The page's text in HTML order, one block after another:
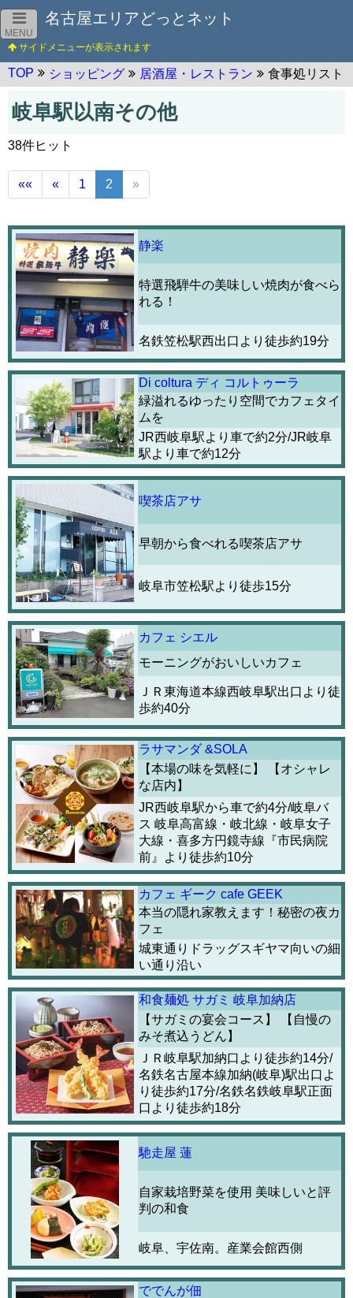
MENU
名古屋エリアどっとネット
TOP ショッピング 居酒屋・レストラン 食事処リスト
岐阜駅以南その他
38件ヒット
«« « 1 2 »
静楽
特選飛騨牛の美味しい焼肉が食べら
れる！
名鉄笠松駅西出口より徒歩約19分
Di coltura ディ コルトゥーラ
緑溢れるゆったり空間でカフェタイ
ムを
JR西岐阜駅より車で約2分/JR岐阜
駅より車で約12分
喫茶店アサ
早朝から食べれる喫茶店アサ
岐阜市笠松駅より徒歩15分
カフェ シエル
モーニングがおいしいカフェ
ＪＲ東海道本線西岐阜駅出口より徒
歩約40分
ラサマンダ &SOLA
【本場の味を気軽に】 【オシャレ
な店内】
JR西岐阜駅から車で約4分/岐阜バ
ス 岐阜高富線・岐北線・岐阜女子
大線・喜多方円鏡寺線『市民病院
前』より徒歩約10分
カフェ ギーク cafe GEEK
本当の隠れ家教えます！秘密の夜カ
フェ
城東通りドラッグスギヤマ向いの細
い通り沿い
和食麺処 サガミ 岐阜加納店
【サガミの宴会コース】 【自慢の
みそ煮込うどん】
ＪＲ岐阜駅加納口より徒歩約14分/
名鉄名古屋本線加納(岐阜)駅出口よ
り徒歩約17分/名鉄名鉄岐阜駅正面
口より徒歩約18分
馳走屋 蓮
自家栽培野菜を使用 美味しいと評
判の和食
岐阜、宇佐南。産業会館西側
ででんが佃